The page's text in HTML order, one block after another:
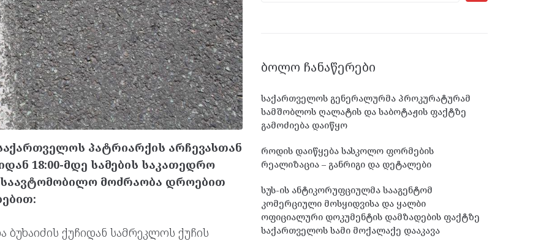
პატრიარქის არჩევასთან
18:00-მდე სამების საკათედრო
მოძრაობა დროებით
ქუჩიდან სამრეკლოს ქუჩის
ᲑᲝᲚᲝ ᲩᲐᲜᲐᲬᲔᲠᲔᲑᲘ
საქართველოს გენერალურმა პროკურატურამ
სამშობლოს ღალატის და საბოტაჟის ფაქტზე
გამოძიება დაიწყო
როდის დაიწყება სასკოლო ფორმების
რეალიზაცია – განრიგი და დეტალები
სუს-ის ანტიკორუფციულმა სააგენტომ
კომერციული მოსყიდვისა და ყალბი
ოფიციალური დოკუმენტის დამზადების ფაქტზე
საქართველოს სამი მოქალაქე დააკავა